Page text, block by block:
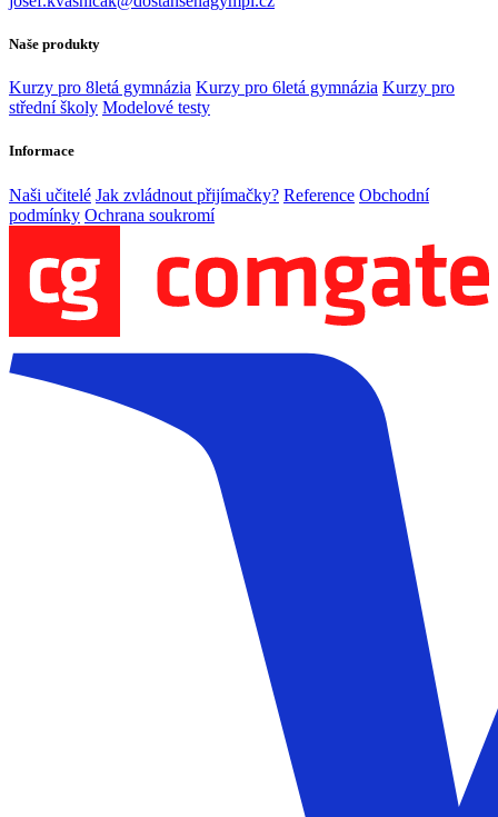
Naše produkty
Kurzy pro 8letá gymnázia Kurzy pro 6letá gymnázia Kurzy pro
střední školy Modelové testy
Informace
Naši učitelé Jak zvládnout přijímačky? Reference Obchodní
podmínky Ochrana soukromí